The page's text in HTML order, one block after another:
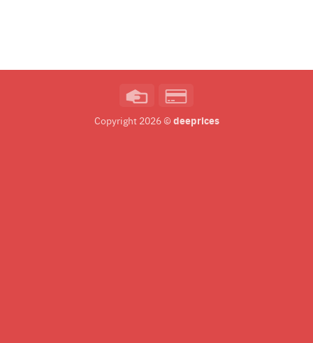
Credit
2
Copyright 2026 © deeprices